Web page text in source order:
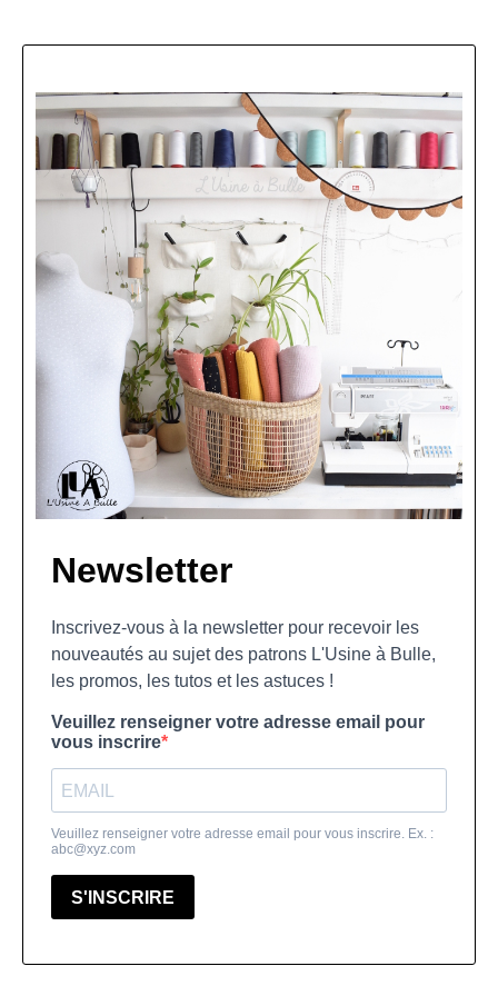
Newsletter
Inscrivez-vous à la newsletter pour recevoir les
nouveautés au sujet des patrons L'Usine à Bulle,
les promos, les tutos et les astuces !
Veuillez renseigner votre adresse email pour
vous inscrire
Veuillez renseigner votre adresse email pour vous inscrire. Ex. :
abc@xyz.com
S'INSCRIRE